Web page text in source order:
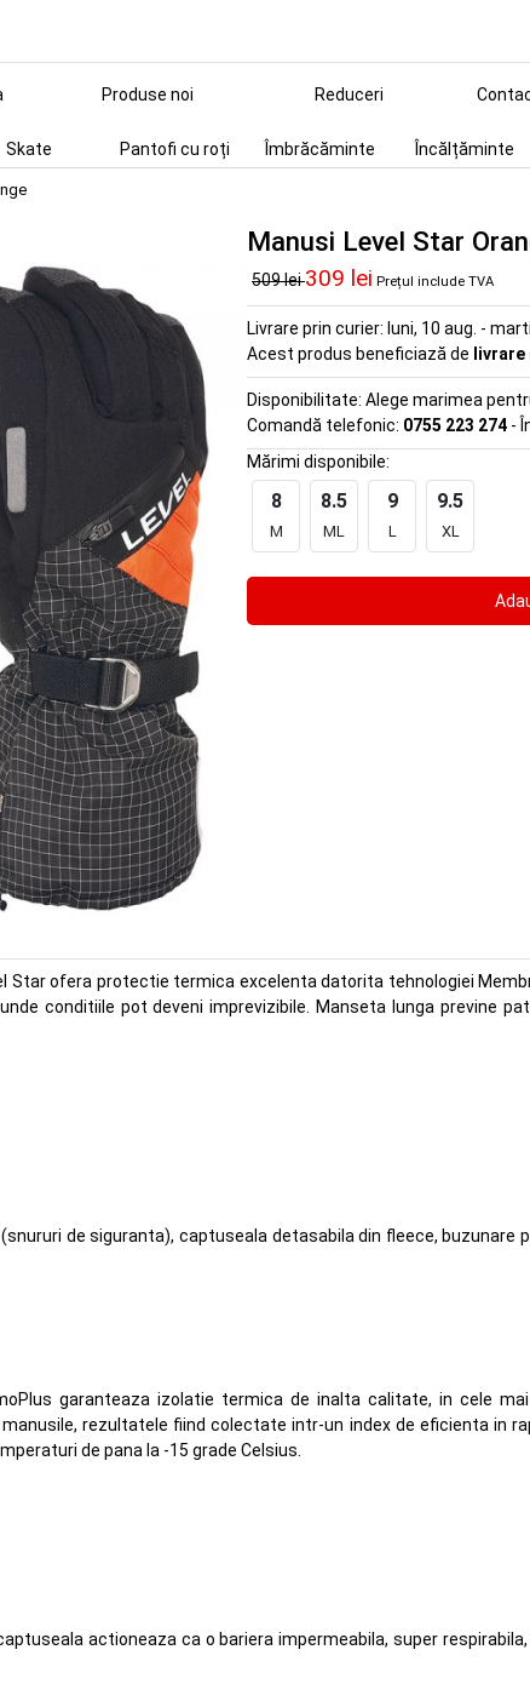
Produse noi Reduceri
Skate Pantofi cu roți Îmbrăcăminte Încălțăminte
Manusi Level Star
509 lei309 lei Prețul include TVA
Livrare prin curier: luni, 10 aug. -
Acest produs beneficiază de
Disponibilitate: Alege marimea
Comandă telefonic: 0755 223 274 -
Mărimi disponibile:
8
M
8.5
ML
9
L
9.5
XL
Star ofera protectie termica excelenta datorita tehnologiei
conditiile pot deveni imprevizibile. Manseta lunga previne
de siguranta), captuseala detasabila din fleece, buzunare
garanteaza izolatie termica de inalta calitate, in cele
rezultatele fiind colectate intr-un index de eficienta in
de pana la -15 grade Celsius.
actioneaza ca o bariera impermeabila, super